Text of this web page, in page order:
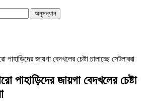
জায়গা বেদখলের চেষ্টা চালাচ্ছে সেটলাররা
পাহাড়িদের জায়গা বেদখলের চেষ্টা